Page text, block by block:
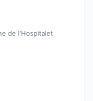
de l'Hospitalet